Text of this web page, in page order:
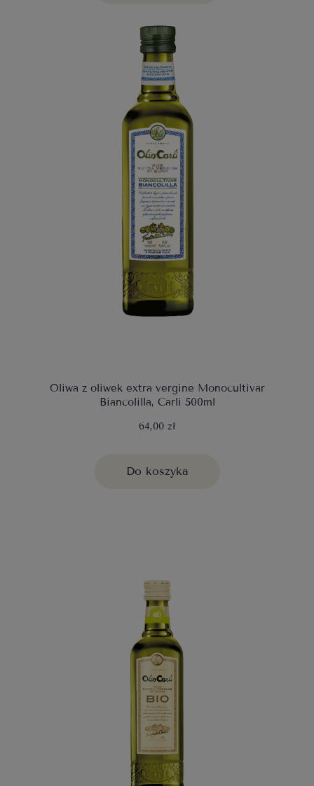
Oliwa z oliwek extra vergine Monocultivar
Biancolilla, Carli 500ml
64,00 zł
Do koszyka